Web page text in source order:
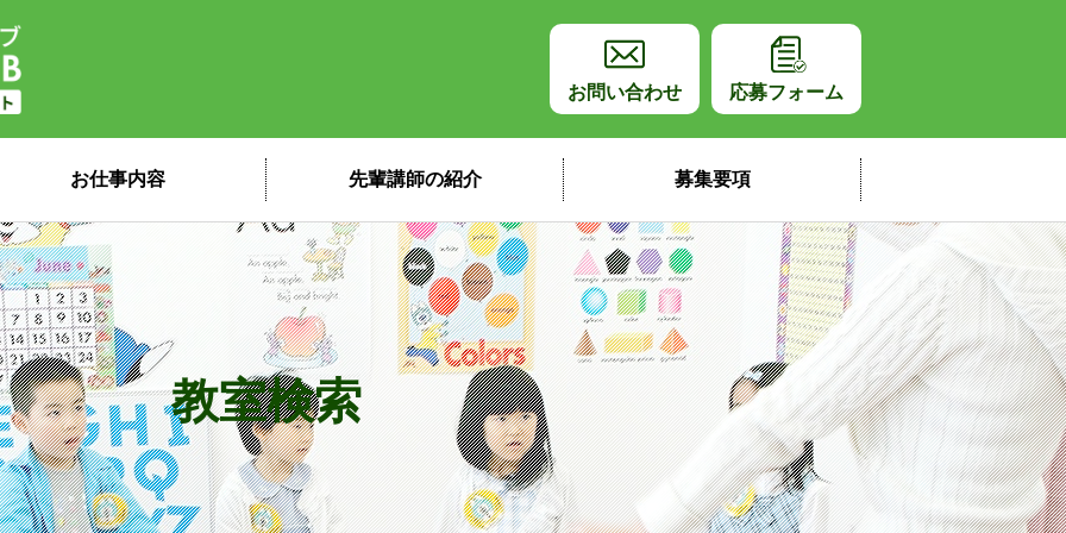
子ども英会話ペッピーキッズクラブ 講師採用サイト
お問い合わせ 応募フォーム
お仕事内容 先輩講師の紹介 募集要項
教室検索